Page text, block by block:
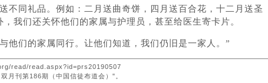
不同礼品。例如：二月送曲奇饼，四月送百合花，十二月送圣
我们还关怀他们的家属与护理员，甚至给医生寄卡片。
他们的家属同行。让他们知道，我们仍旧是一家人。”
read/read.aspx?id=prs20190507
月刊第186期（中国信徒布道会）"。